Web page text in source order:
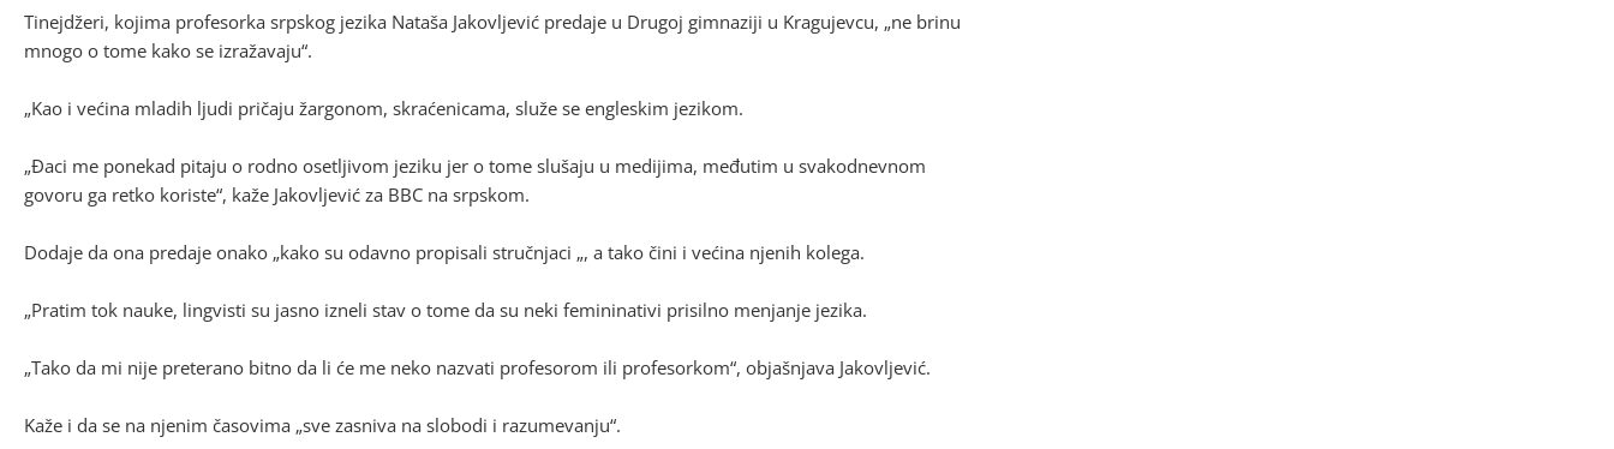
Tinejdžeri, kojima profesorka srpskog jezika Nataša Jakovljević predaje u Drugoj gimnaziji u Kragujevcu, „ne brinu
mnogo o tome kako se izražavaju“.
„Kao i većina mladih ljudi pričaju žargonom, skraćenicama, služe se engleskim jezikom.
„Đaci me ponekad pitaju o rodno osetljivom jeziku jer o tome slušaju u medijima, međutim u svakodnevnom
govoru ga retko koriste“, kaže Jakovljević za BBC na srpskom.
Dodaje da ona predaje onako „kako su odavno propisali stručnjaci „, a tako čini i većina njenih kolega.
„Pratim tok nauke, lingvisti su jasno izneli stav o tome da su neki femininativi prisilno menjanje jezika.
„Tako da mi nije preterano bitno da li će me neko nazvati profesorom ili profesorkom“, objašnjava Jakovljević.
Kaže i da se na njenim časovima „sve zasniva na slobodi i razumevanju“.